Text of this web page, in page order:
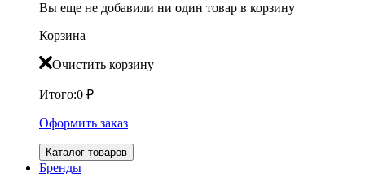
Вы еще не добавили ни один товар в корзину
Корзина
Очистить корзину
Итого:0 ₽
Оформить заказ
Каталог товаров
Бренды